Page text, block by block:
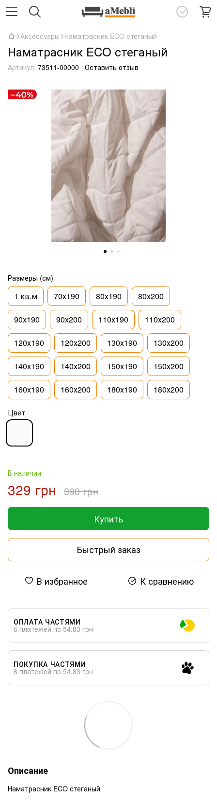
Аксессуары Наматрасник ECO стеганый
Наматрасник ECO стеганый
Артикул: 73511-00000 Оставить отзыв
Размеры (см)
1 кв.м 70х190 80х190 80х200
90х190 90х200 110х190 110х200
120х190 120х200 130х190 130х200
140х190 140х200 150х190 150х200
160х190 160х200 180х190 180х200
Цвет
В наличии
329 грн 398 грн
Купить
Быстрый заказ
В избранное К сравнению
ОПЛАТА ЧАСТЯМИ
6 платежей по 54.83 грн
ПОКУПКА ЧАСТЯМИ
6 платежей по 54.83 грн
Описание
Наматрасник ECO стеганый